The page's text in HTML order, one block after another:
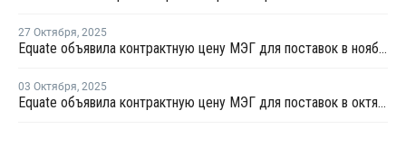
27 Октября, 2025
Equate объявила контрактную цену МЭГ для поставок в ноябре
03 Октября, 2025
Equate объявила контрактную цену МЭГ для поставок в октябре